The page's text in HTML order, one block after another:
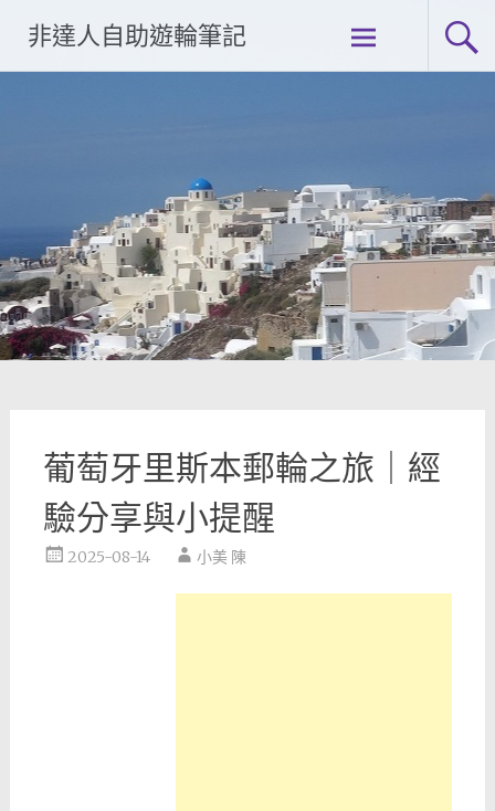
content
非達人自助遊輪筆記
葡萄牙里斯本郵輪之旅｜經
驗分享與小提醒
2025-08-14 小美 陳